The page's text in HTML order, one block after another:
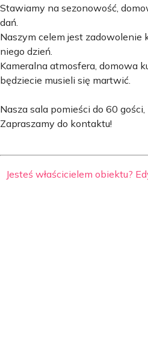
Stawiamy na sezonowość,
dań.
Naszym celem jest zadowolenie
niego dzień.
Kameralna atmosfera, domowa
będziecie musieli się martwić.
Nasza sala pomieści do 60
Zapraszamy do kontaktu!
Jesteś właścicielem obiektu?